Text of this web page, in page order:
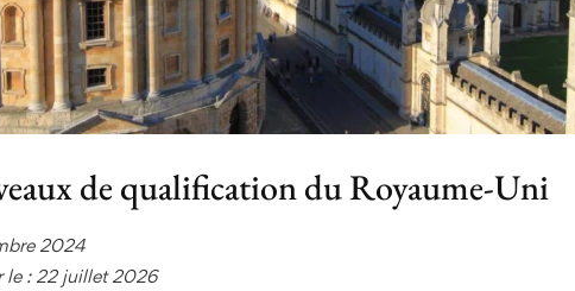
de qualification du Royaume-Uni
2024
le : 22 juillet 2026